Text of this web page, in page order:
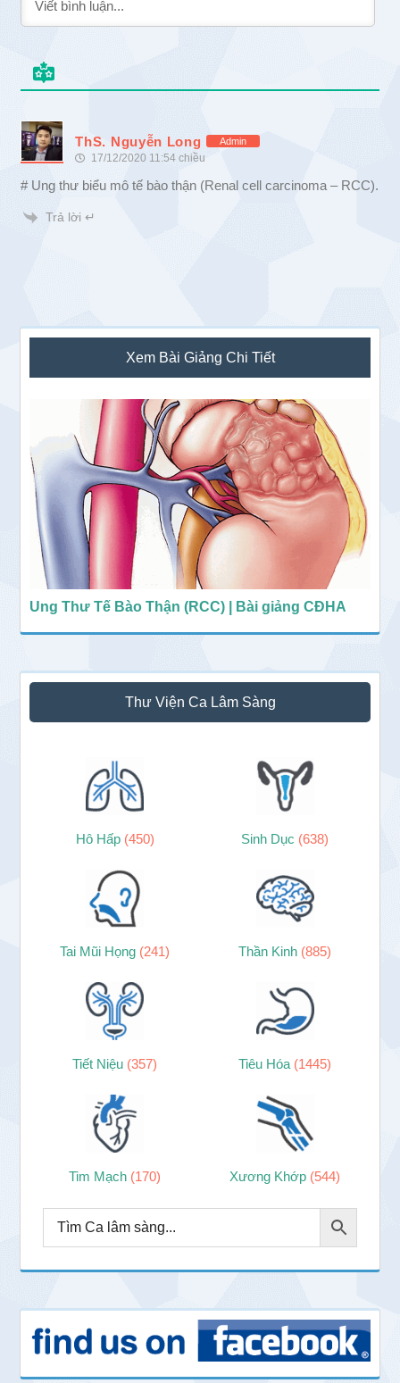
ThS. Nguyễn Long Admin
17/12/2020 11:54 chiều
# Ung thư biểu mô tế bào thận (Renal cell carcinoma – RCC).
Trả lời ↵
Sidebar
chính
Xem Bài Giảng Chi Tiết
Ung Thư Tế Bào Thận (RCC) | Bài giảng CĐHA
Thư Viện Ca Lâm Sàng
Hô Hấp (450) Sinh Dục (638)
Tai Mũi Họng (241) Thần Kinh (885)
Tiết Niệu (357) Tiêu Hóa (1445)
Tim Mạch (170) Xương Khớp (544)